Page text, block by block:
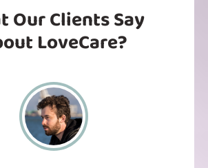
Our Clients Say
LoveCare?